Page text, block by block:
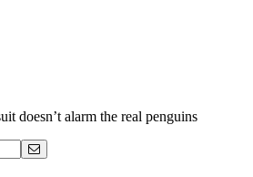
doesn’t alarm the real penguins